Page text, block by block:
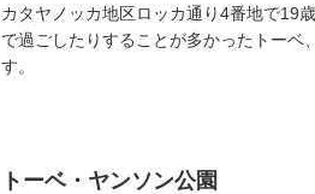
カタヤノッカ地区ロッカ通り4番地で19
で過ごしたりすることが多かったトー
す。
トーベ・ヤンソン公園